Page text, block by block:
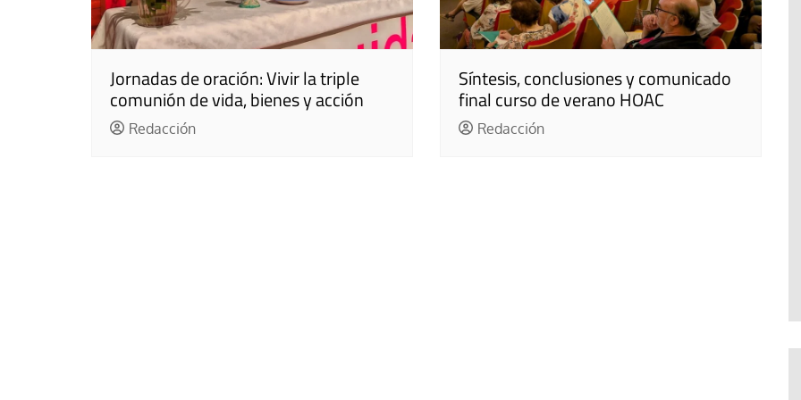
Jornadas de oración: Vivir la triple
comunión de vida, bienes y acción
Redacción
Síntesis, conclusiones y comunicado
final curso de verano HOAC
Redacción